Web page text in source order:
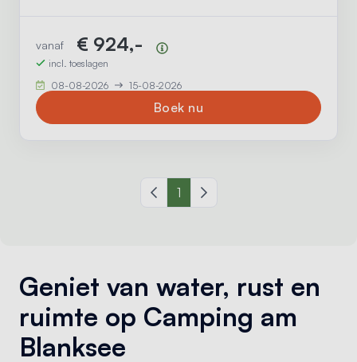
vanaf € 924,-
incl. toeslagen
08-08-2026
15-08-2026
Boek nu
Vorige pagina
1 Volgende pagina
Geniet van water, rust en
ruimte op Camping am
Blanksee